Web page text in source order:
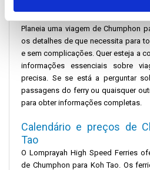
Planeia uma viagem de Chumphon
os detalhes de que necessita para
e sem complicações. Quer esteja a
informações essenciais sobre
precisa. Se se está a perguntar
passagens do ferry ou quaisquer
para obter informações completas.
Calendário e preços de
Tao
O Lomprayah High Speed ​​​​Ferries
de Chumphon para Koh Tao. Os